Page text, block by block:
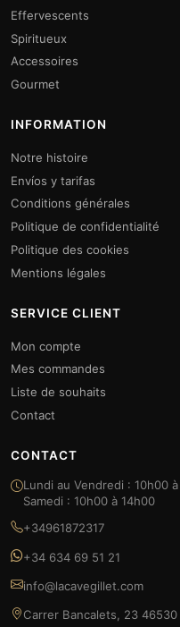
Effervescents
Spiritueux
Accessoires
Gourmet
INFORMATION
Notre histoire
Envíos y tarifas
Conditions générales
Politique de confidentialité
Politique des cookies
Mentions légales
SERVICE CLIENT
Mon compte
Mes commandes
Liste de souhaits
Contact
CONTACT
Lundi au Vendredi : 10h00
Samedi : 10h00 à 14h00
+34961872317
+34 634 69 51 21
info@lacavegillet.com
Carrer Bancalets, 23 46530